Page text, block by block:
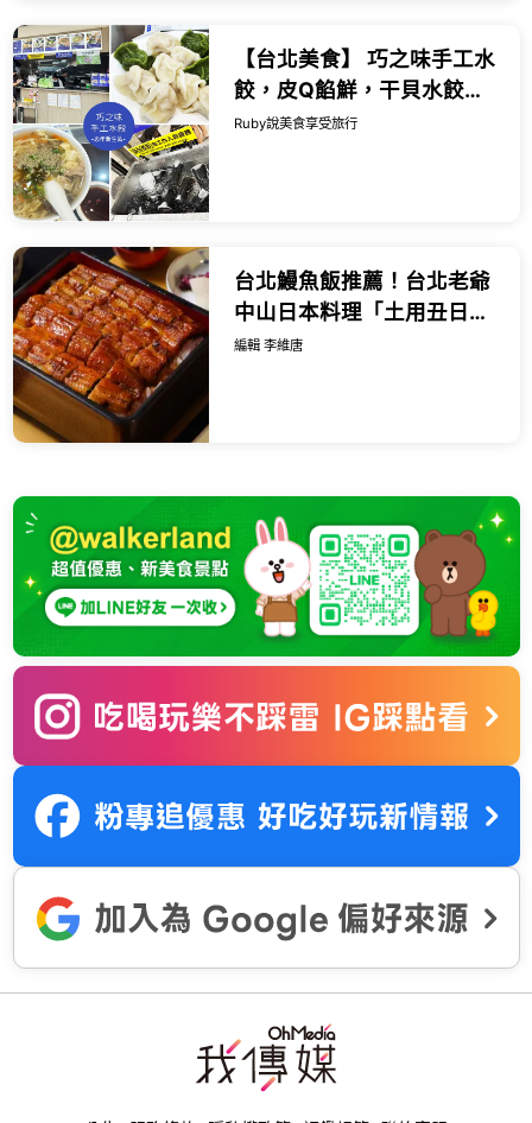
【台北美食】 巧之味手工水
餃，皮Q餡鮮，干貝水餃都
值得一試，酸辣湯也很推薦
Ruby說美食享受旅行
台北鰻魚飯推薦！台北老爺
中山日本料理「土用丑日」
限定鰻魚飯三吃免千元。
編輯 李維唐